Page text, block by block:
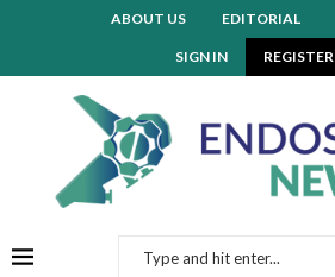
ABOUT US EDITORIAL
SIGN IN REGISTER